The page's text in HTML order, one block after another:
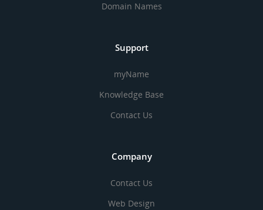
Domain Names
Support
myName
Knowledge Base
Contact Us
Company
Contact Us
Web Design